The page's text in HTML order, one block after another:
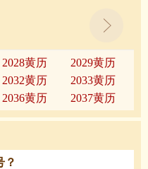
2028黄历
2029黄历
2032黄历
2033黄历
2036黄历 2037黄历
？